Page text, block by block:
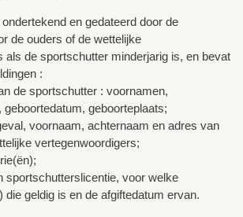
en gedateerd door de
de ouders of de wettelijke
als de sportschutter minderjarig is, en bevat
:
de sportschutter : voornamen,
geboorteplaats;
voornaam, achternaam en adres van
vertegenwoordigers;
sportschutterslicentie, voor welke
die geldig is en de afgiftedatum ervan.